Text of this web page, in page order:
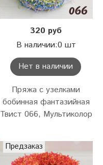
320 руб
В наличии:0 шт
Нет в наличии
Пряжа с узелками
бобинная фантазийная
Твист 066, Мультиколор
Предзаказ